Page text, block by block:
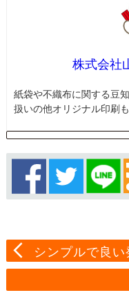
株式会社
紙袋や不織布に関する豆
扱いの他オリジナル印刷
シンプルで良